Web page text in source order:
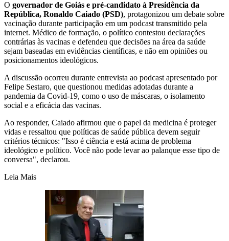
O governador de Goiás e pré-candidato à Presidência da
República, Ronaldo Caiado (PSD), protagonizou um debate sobre
vacinação durante participação em um podcast transmitido pela
internet. Médico de formação, o político contestou declarações
contrárias às vacinas e defendeu que decisões na área da saúde
sejam baseadas em evidências científicas, e não em opiniões ou
posicionamentos ideológicos.
A discussão ocorreu durante entrevista ao podcast apresentado por
Felipe Sestaro, que questionou medidas adotadas durante a
pandemia da Covid-19, como o uso de máscaras, o isolamento
social e a eficácia das vacinas.
Ao responder, Caiado afirmou que o papel da medicina é proteger
vidas e ressaltou que políticas de saúde pública devem seguir
critérios técnicos: "Isso é ciência e está acima de problema
ideológico e político. Você não pode levar ao palanque esse tipo de
conversa", declarou.
Leia Mais